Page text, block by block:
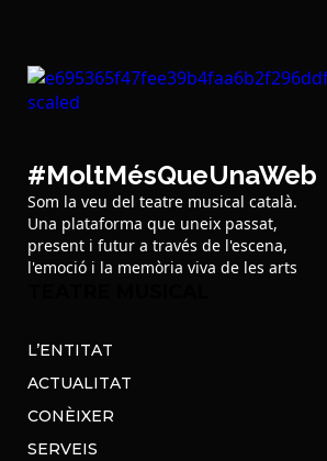
#MoltMésQueUnaWeb
Som la veu del teatre musical català.
Una plataforma que uneix passat,
present i futur a través de l'escena,
l'emoció i la memòria viva de les arts
L’ENTITAT
ACTUALITAT
CONÈIXER
SERVEIS